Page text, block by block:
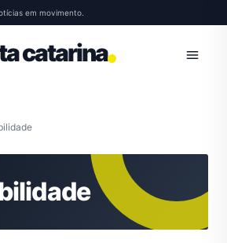
em movimento.
catarina Abrir